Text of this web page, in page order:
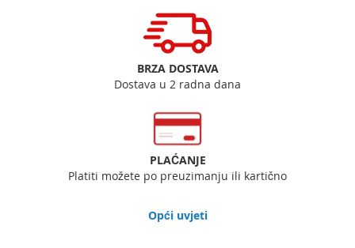
BRZA DOSTAVA
Dostava u 2 radna dana
PLAĆANJE
Platiti možete po preuzimanju ili kartično
Opći uvjeti